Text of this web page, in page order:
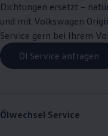
Dichtungen ersetzt –
und mit Volkswagen
Service gern bei Ihrem
Öl Service anfragen
Ölwechsel Service